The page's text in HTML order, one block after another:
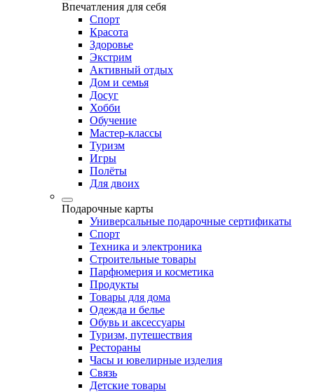
Впечатления для себя
Спорт
Красота
Здоровье
Экстрим
Активный отдых
Дом и семья
Досуг
Хобби
Обучение
Мастер-классы
Туризм
Игры
Полёты
Для двоих
Подарочные карты
Универсальные подарочные сертификаты
Спорт
Техника и электроника
Строительные товары
Парфюмерия и косметика
Продукты
Товары для дома
Одежда и белье
Обувь и аксессуары
Туризм, путешествия
Рестораны
Часы и ювелирные изделия
Связь
Детские товары